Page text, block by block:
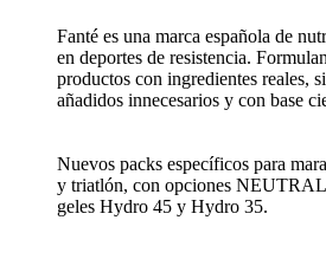
Fanté es una marca española de
en deportes de resistencia.
productos con ingredientes reales,
añadidos innecesarios y con base
Nuevos packs específicos para
y triatlón, con opciones
geles Hydro 45 y Hydro 35.